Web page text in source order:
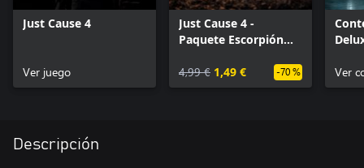
Just Cause 4
Ver juego
Just Cause 4 -
Paquete Escorpión
4,99 € 1,49 € -70 % Ver
Descripción